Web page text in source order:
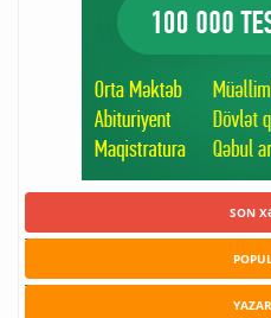
SON